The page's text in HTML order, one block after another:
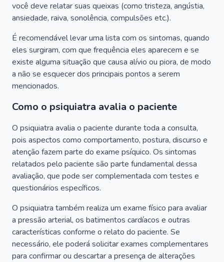
você deve relatar suas queixas (como tristeza, angústia,
ansiedade, raiva, sonolência, compulsões etc.).
É recomendável levar uma lista com os sintomas, quando
eles surgiram, com que frequência eles aparecem e se
existe alguma situação que causa alívio ou piora, de modo
a não se esquecer dos principais pontos a serem
mencionados.
Como o psiquiatra avalia o paciente
O psiquiatra avalia o paciente durante toda a consulta,
pois aspectos como comportamento, postura, discurso e
atenção fazem parte do exame psíquico. Os sintomas
relatados pelo paciente são parte fundamental dessa
avaliação, que pode ser complementada com testes e
questionários específicos.
O psiquiatra também realiza um exame físico para avaliar
a pressão arterial, os batimentos cardíacos e outras
características conforme o relato do paciente. Se
necessário, ele poderá solicitar exames complementares
para confirmar ou descartar a presença de alterações